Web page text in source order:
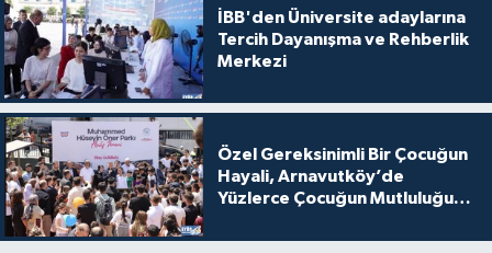
İBB'den Üniversite adaylarına
Tercih Dayanışma ve Rehberlik
Merkezi
Özel Gereksinimli Bir Çocuğun
Hayali, Arnavutköy’de
Yüzlerce Çocuğun Mutluluğu